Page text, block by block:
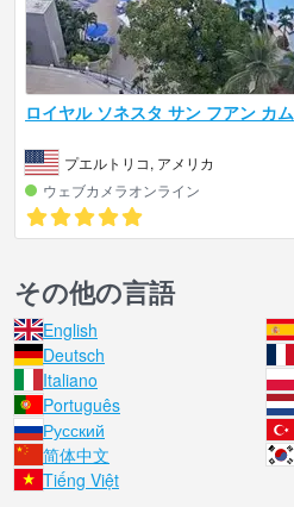
ロイヤル ソネスタ サン フアン カム
プエルトリコ, アメリカ
ウェブカメラオンライン
その他の言語
English
Deutsch
Italiano
Português
Русский
简体中文
Tiếng Việt